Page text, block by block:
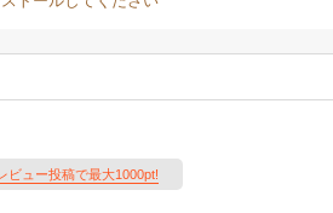
ビュー投稿で最大1000pt!